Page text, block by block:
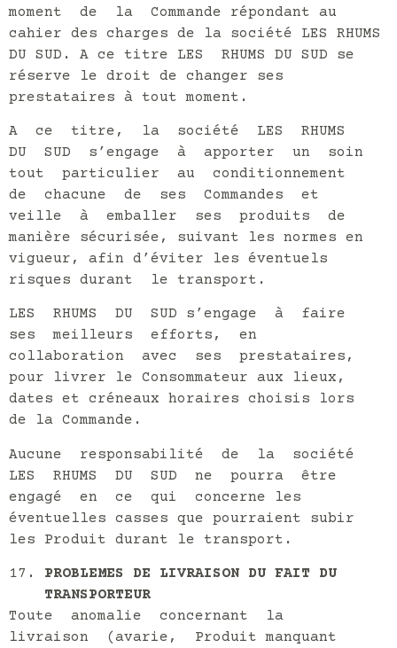
moment de la Commande répondant au
cahier des charges de la société LES RHUMS
DU SUD. A ce titre LES RHUMS DU SUD se
réserve le droit de changer ses
prestataires à tout moment.
A ce titre, la société LES RHUMS
DU SUD s’engage à apporter un soin
tout particulier au conditionnement
de chacune de ses Commandes et
veille à emballer ses produits de
manière sécurisée, suivant les normes en
vigueur, afin d’éviter les éventuels
risques durant le transport.
LES RHUMS DU SUD s’engage à faire
ses meilleurs efforts, en
collaboration avec ses prestataires,
pour livrer le Consommateur aux lieux,
dates et créneaux horaires choisis lors
de la Commande.
Aucune responsabilité de la société
LES RHUMS DU SUD ne pourra être
engagé en ce qui concerne les
éventuelles casses que pourraient subir
les Produit durant le transport.
PROBLEMES DE LIVRAISON DU FAIT DU
TRANSPORTEUR
Toute anomalie concernant la
livraison (avarie, Produit manquant